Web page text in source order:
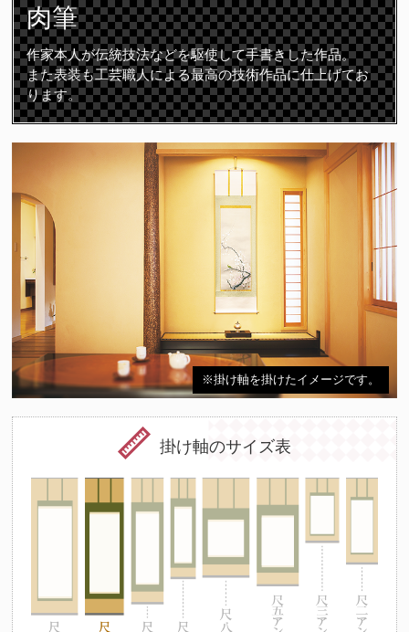
肉筆
作家本人が伝統技法などを駆使して手書きした作品。
また表装も工芸職人による最高の技術作品に仕上げてお
ります。
※掛け軸を掛けたイメージです。
掛け軸のサイズ表